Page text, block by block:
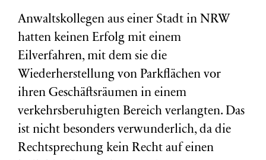
Anwaltskollegen aus einer Stadt in NRW
hatten keinen Erfolg mit einem
Eilverfahren, mit dem sie die
Wiederherstellung von Parkflächen vor
ihren Geschäftsräumen in einem
verkehrsberuhigten Bereich verlangten. Das
ist nicht besonders verwunderlich, da die
Rechtsprechung kein Recht auf einen